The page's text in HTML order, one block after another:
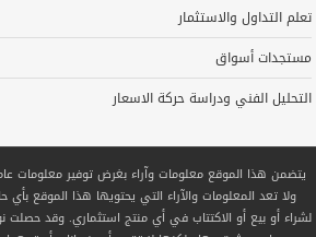
تعلم التداول والاستثمار
مستجدات أسواق
التحليل الفني ودراسة حركة الاسعار
يتضمن هذا الموقع معلومات وآراء بغرض توفير معلومات
ولا تعد المعلومات والآراء التي يحتويها هذا الموقع بأي
لشراء أو بيع أو الاكتتاب في أي منتج استثماري. وقد حصلت